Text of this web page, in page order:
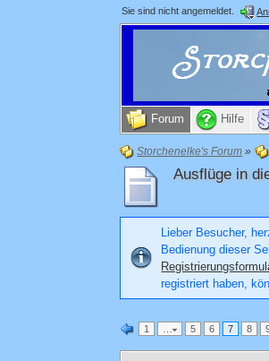
Sie sind nicht angemeldet.
Forum Hilfe
Storchenelke's Forum »
Ausflüge in
Lieber Besucher,
Bedienung dieser
registriert haben,
1 … 5 6 7 8